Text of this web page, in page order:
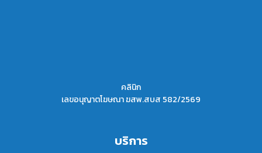
คลินิก
เลขอนุญาตโฆษณา ฆสพ.สบส 582/2569
บริการ